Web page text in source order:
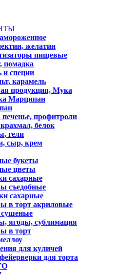
желатин
пищевые
помадка
и специи
карамель
продукция, Мука
Марципан
профитроли
белок
гели
сыр, крем
букеты
цветы
сахарные
съедобные
сахарные
в торт акриловые
ягоды, сублимация
в торт
для куличей
для торта